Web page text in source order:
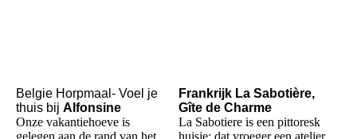
Belgie Horpmaal- Voel je
thuis bij Alfonsine
Onze vakantiehoeve is
Frankrijk La Sabotière,
Gîte de Charme
La Sabotiere is een pittoresk